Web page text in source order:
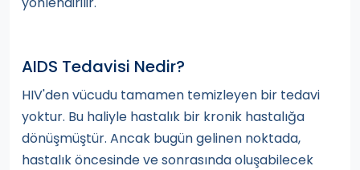
AIDS Tedavisi Nedir?
HIV'den vücudu tamamen temizleyen bir tedavi
yoktur. Bu haliyle hastalık bir kronik hastalığa
dönüşmüştür. Ancak bugün gelinen noktada,
hastalık öncesinde ve sonrasında oluşabilecek